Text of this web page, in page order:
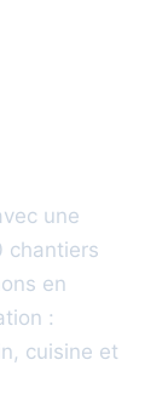
une
chantiers
en
:
cuisine et